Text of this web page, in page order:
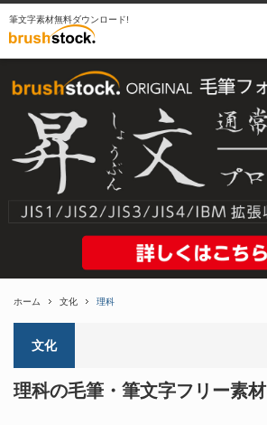
筆文字素材無料ダウンロード!
ホーム 文化 理科
文化
理科の毛筆・筆文字フリー素材